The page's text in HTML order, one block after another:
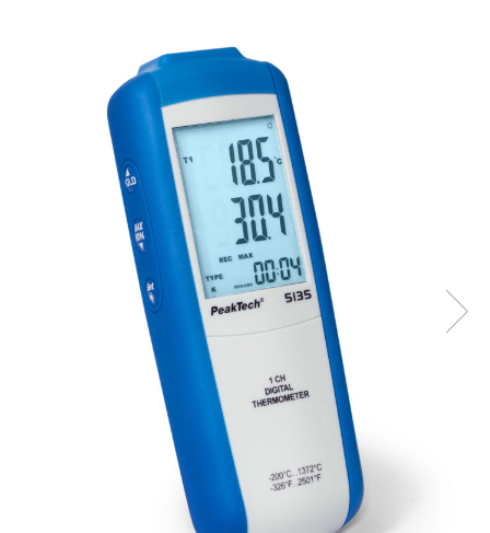
Osciloscoape
Osciloscoape AXIOMET
Osciloscoape B&K PRECISION
Osciloscoape FLUKE
Osciloscoape GW INSTEK
Osciloscoape HANTEK
Osciloscoape KEYSIGHT
Osciloscoape OWON
Osciloscoape Peaktech
Osciloscoape ROHDE & SCHWARZ
Osciloscoape TELEDYNE LECROY